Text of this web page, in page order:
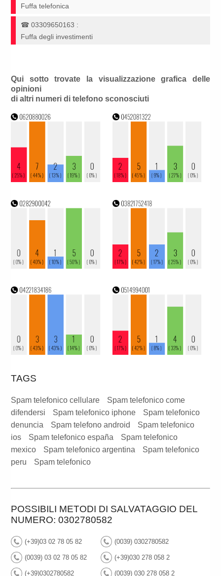
Fuffa telefonica
☎03309650163 :
Fuffa degli investimenti
Qui sotto trovate la visualizzazione grafica delle
opinioni
di altri numeri di telefono sconosciuti
TAGS
Spam telefonico cellulare
Spam telefonico come
difendersi
Spam telefonico iphone
Spam telefonico
denuncia
Spam telefono android
Spam telefonico
ios
Spam telefonico españa
Spam telefonico
mexico
Spam telefonico argentina
Spam telefonico
peru
Spam telefonico
POSSIBILI METODI DI SALVATAGGIO DEL
NUMERO: 0302780582
(+39)03 02 78 05 82 (0039) 0302780582
(0039) 03 02 78 05 82 (+39)030 278 058 2
(+39)0302780582 (0039) 030 278 058 2